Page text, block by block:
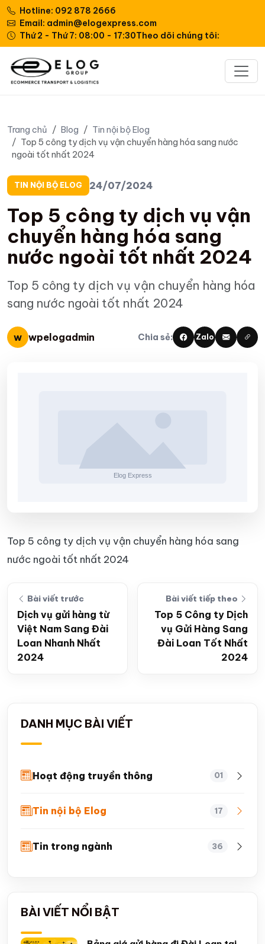
Hotline: 092 878 2666
Email: admin@elogexpress.com
Thứ 2 - Thứ 7: 08:00 - 17:30Theo dõi chúng tôi:
Trang chủ Blog
Tin nội bộ Elog
Top 5 công ty dịch vụ vận chuyển hàng hóa sang nước
ngoài tốt nhất 2024
TIN NỘI BỘ ELOG 24/07/2024
Top 5 công ty dịch vụ vận
chuyển hàng hóa sang
nước ngoài tốt nhất 2024
Top 5 công ty dịch vụ vận chuyển hàng hóa
sang nước ngoài tốt nhất 2024
w wpelogadmin Chia sẻ: Zalo
Top 5 công ty dịch vụ vận chuyển hàng hóa sang
nước ngoài tốt nhất 2024
Bài viết trước
Dịch vụ gửi hàng từ
Việt Nam Sang Đài
Loan Nhanh Nhất
2024
Bài viết tiếp theo
Top 5 Công ty Dịch
vụ Gửi Hàng Sang
Đài Loan Tốt Nhất
2024
DANH MỤC BÀI VIẾT
Hoạt động truyền thông 01
Tin nội bộ Elog 17
Tin trong ngành 36
BÀI VIẾT NỔI BẬT